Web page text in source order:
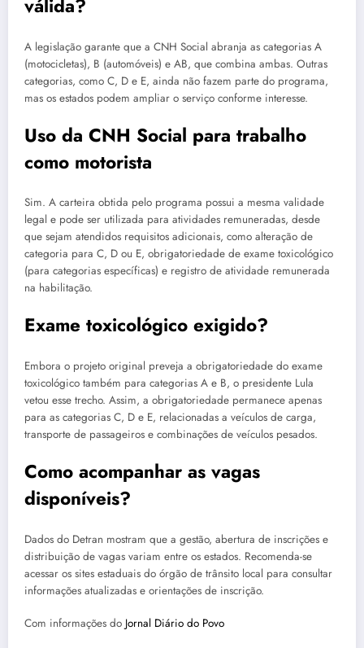
válida?
A legislação garante que a CNH Social abranja as categorias A
(motocicletas), B (automóveis) e AB, que combina ambas. Outras
categorias, como C, D e E, ainda não fazem parte do programa,
mas os estados podem ampliar o serviço conforme interesse.
Uso da CNH Social para trabalho
como motorista
Sim. A carteira obtida pelo programa possui a mesma validade
legal e pode ser utilizada para atividades remuneradas, desde
que sejam atendidos requisitos adicionais, como alteração de
categoria para C, D ou E, obrigatoriedade de exame toxicológico
(para categorias específicas) e registro de atividade remunerada
na habilitação.
Exame toxicológico exigido?
Embora o projeto original preveja a obrigatoriedade do exame
toxicológico também para categorias A e B, o presidente Lula
vetou esse trecho. Assim, a obrigatoriedade permanece apenas
para as categorias C, D e E, relacionadas a veículos de carga,
transporte de passageiros e combinações de veículos pesados.
Como acompanhar as vagas
disponíveis?
Dados do Detran mostram que a gestão, abertura de inscrições e
distribuição de vagas variam entre os estados. Recomenda-se
acessar os sites estaduais do órgão de trânsito local para consultar
informações atualizadas e orientações de inscrição.
Com informações do Jornal Diário do Povo